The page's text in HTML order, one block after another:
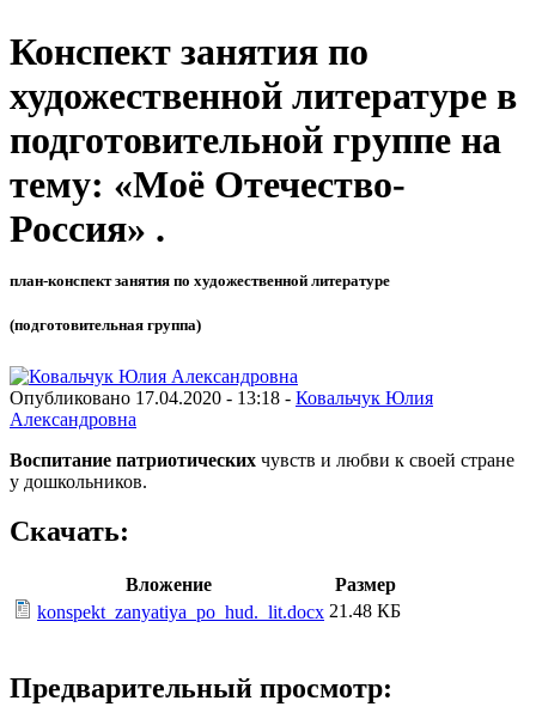
Конспект занятия по
художественной литературе в
подготовительной группе на
тему: «Моё Отечество-
Россия» .
план-конспект занятия по художественной литературе
(подготовительная группа)
Опубликовано 17.04.2020 - 13:18 - Ковальчук Юлия
Александровна
Воспитание патриотических чувств и любви к своей стране
у дошкольников.
Скачать:
Вложение
Размер
konspekt_zanyatiya_po_hud._lit.docx 21.48 КБ
Предварительный просмотр: